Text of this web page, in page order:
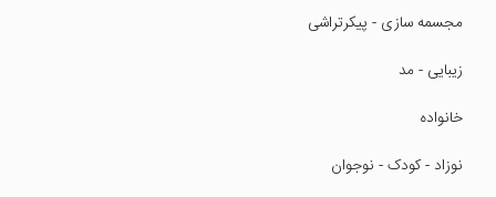
مجسمه سازی - پیکرتراشی
زیبایی - مد
خانواده
نوزاد - کودک - نوجوان